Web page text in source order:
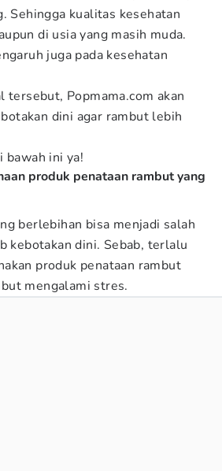
Sehingga kualitas kesehatan
di usia yang masih muda.
juga pada kesehatan
tersebut, Popmama.com akan
dini agar rambut lebih
bawah ini ya!
produk penataan rambut yang
berlebihan bisa menjadi salah
kebotakan dini. Sebab, terlalu
produk penataan rambut
mengalami stres.